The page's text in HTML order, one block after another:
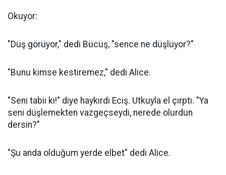
Okuyor:
"Düş görüyor," dedi Bücüş, "sence ne düşlüyor?"
"Bunu kimse kestiremez," dedi Alice.
"Seni tabii ki!" diye haykırdı Eciş. Utkuyla el çırptı. "Ya
seni düşlemekten vazgeçseydi, nerede olurdun
dersin?"
"Şu anda olduğum yerde elbet" dedi Alice.